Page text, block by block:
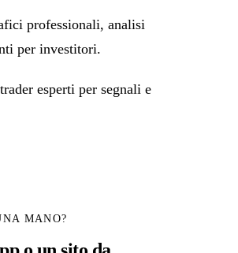
professionali, analisi
per investitori.
esperti per segnali e
MANO?